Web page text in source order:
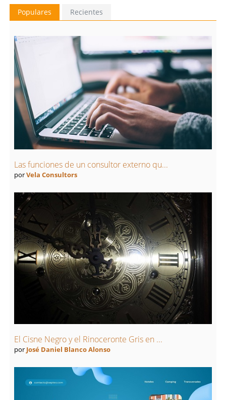
Populares Recientes
Las funciones de un consultor externo qu...
porVela Consultors
El Cisne Negro y el Rinoceronte Gris en ...
por José Daniel Blanco Alonso